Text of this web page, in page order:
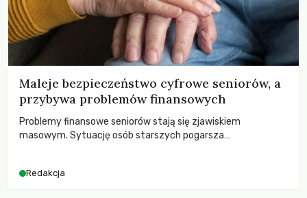
Maleje bezpieczeństwo cyfrowe seniorów, a
przybywa problemów finansowych
Problemy finansowe seniorów stają się zjawiskiem
masowym. Sytuację osób starszych pogarsza
Redakcja